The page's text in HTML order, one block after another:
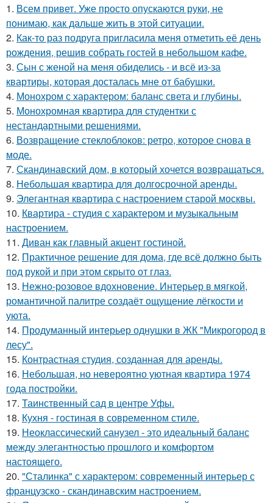
1. Всем привет. Уже просто опускаются руки, не
понимаю, как дальше жить в этой ситуации.
2. Как-то раз подруга пригласила меня отметить её день
рождения, решив собрать гостей в небольшом кафе.
3. Сын с женой на меня обиделись - и всё из-за
квартиры, которая досталась мне от бабушки.
4. Монохром с характером: баланс света и глубины.
5. Монохромная квартира для студентки с
нестандартными решениями.
6. Возвращение стеклоблоков: ретро, которое снова в
моде.
7. Скандинавский дом, в который хочется возвращаться.
8. Небольшая квартира для долгосрочной аренды.
9. Элегантная квартира с настроением старой москвы.
10. Квартира - студия с характером и музыкальным
настроением.
11. Диван как главный акцент гостиной.
12. Практичное решение для дома, где всё должно быть
под рукой и при этом скрыто от глаз.
13. Нежно-розовое вдохновение. Интерьер в мягкой,
романтичной палитре создаёт ощущение лёгкости и
уюта.
14. Продуманный интерьер однушки в ЖК "Микрогород в
лесу".
15. Контрастная студия, созданная для аренды.
16. Небольшая, но невероятно уютная квартира 1974
года постройки.
17. Таинственный сад в центре Уфы.
18. Кухня - гостиная в современном стиле.
19. Неоклассический санузел - это идеальный баланс
между элегантностью прошлого и комфортом
настоящего.
20. "Сталинка" с характером: современный интерьер с
французско - скандинавским настроением.